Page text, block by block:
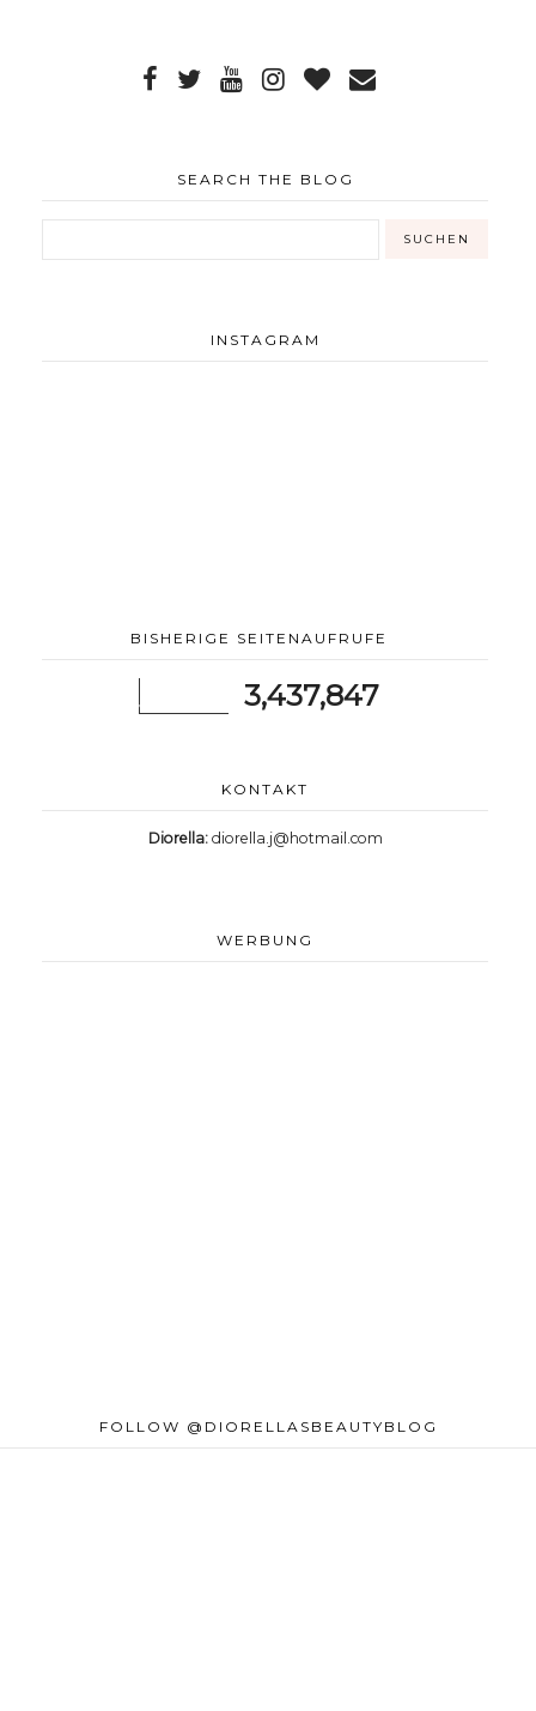
SEARCH THE BLOG
INSTAGRAM
BISHERIGE SEITENAUFRUFE
3,437,847
KONTAKT
Diorella: diorella.j@hotmail.com
WERBUNG
FOLLOW @DIORELLASBEAUTYBLOG